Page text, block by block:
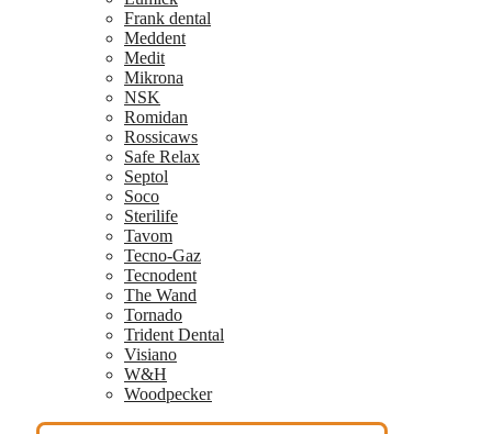
Frank dental
Meddent
Medit
Mikrona
NSK
Romidan
Rossicaws
Safe Relax
Septol
Soco
Sterilife
Tavom
Tecno-Gaz
Tecnodent
The Wand
Tornado
Trident Dental
Visiano
W&H
Woodpecker